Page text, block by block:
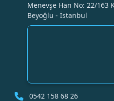
Menevşe Han No: 22/163
Beyoğlu - İstanbul
0542 158 68 26